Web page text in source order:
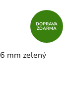
DOPRAVA
ZDARMA
mm zelený